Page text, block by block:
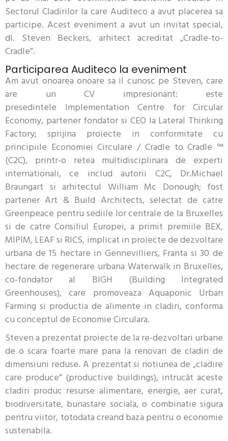
Sectorul Cladirilor la care Auditeco a avut placerea sa
participe. Acest eveniment a avut un invitat special,
dl. Steven Beckers, arhitect acreditat „Cradle-to-
Cradle”.
Participarea Auditeco la eveniment
Am avut onoarea onoare sa il cunosc pe Steven, care
are un CV impresionant: este
presedintele Implementation Centre for Circular
Economy, partener fondator si CEO la Lateral Thinking
Factory; sprijina proiecte in conformitate cu
principiile Economiei Circulare / Cradle to Cradle ™
(C2C), printr-o retea multidisciplinara de experti
internationali, ce includ autorii C2C, Dr.Michael
Braungart si arhitectul William Mc Donough; fost
partener Art & Build Architects, selectat de catre
Greenpeace pentru sediile lor centrale de la Bruxelles
si de catre Consiliul Europei, a primit premiile BEX,
MIPIM, LEAF si RICS, implicat in proiecte de dezvoltare
urbana de 15 hectare in Gennevilliers, Franta si 30 de
hectare de regenerare urbana Waterwalk in Bruxelles,
co-fondator al BIGH (Building Integrated
Greenhouses), care promoveaza Aquaponic Urban
Farming si productia de alimente in cladiri, conforma
cu conceptul de Economie Circulara.
Steven a prezentat proiecte de la re-dezvoltari urbane
de o scara foarte mare pana la renovari de cladiri de
dimensiuni reduse. A prezentat si notiunea de „cladire
care produce” (productive buildings), intrucât aceste
cladiri produc resurse alimentare, energie, aer curat,
biodiversitate, bunastare sociala, o combinatie sigura
pentru viitor, totodata creand baza pentru o economie
sustenabila.